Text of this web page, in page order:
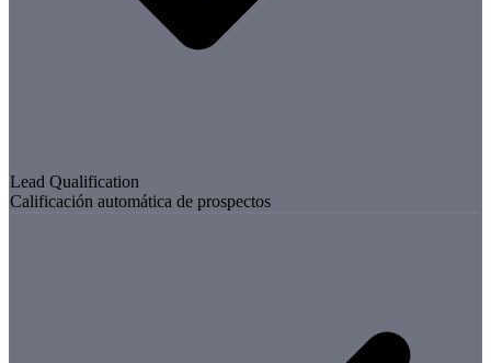
Lead Qualification
Calificación automática de prospectos